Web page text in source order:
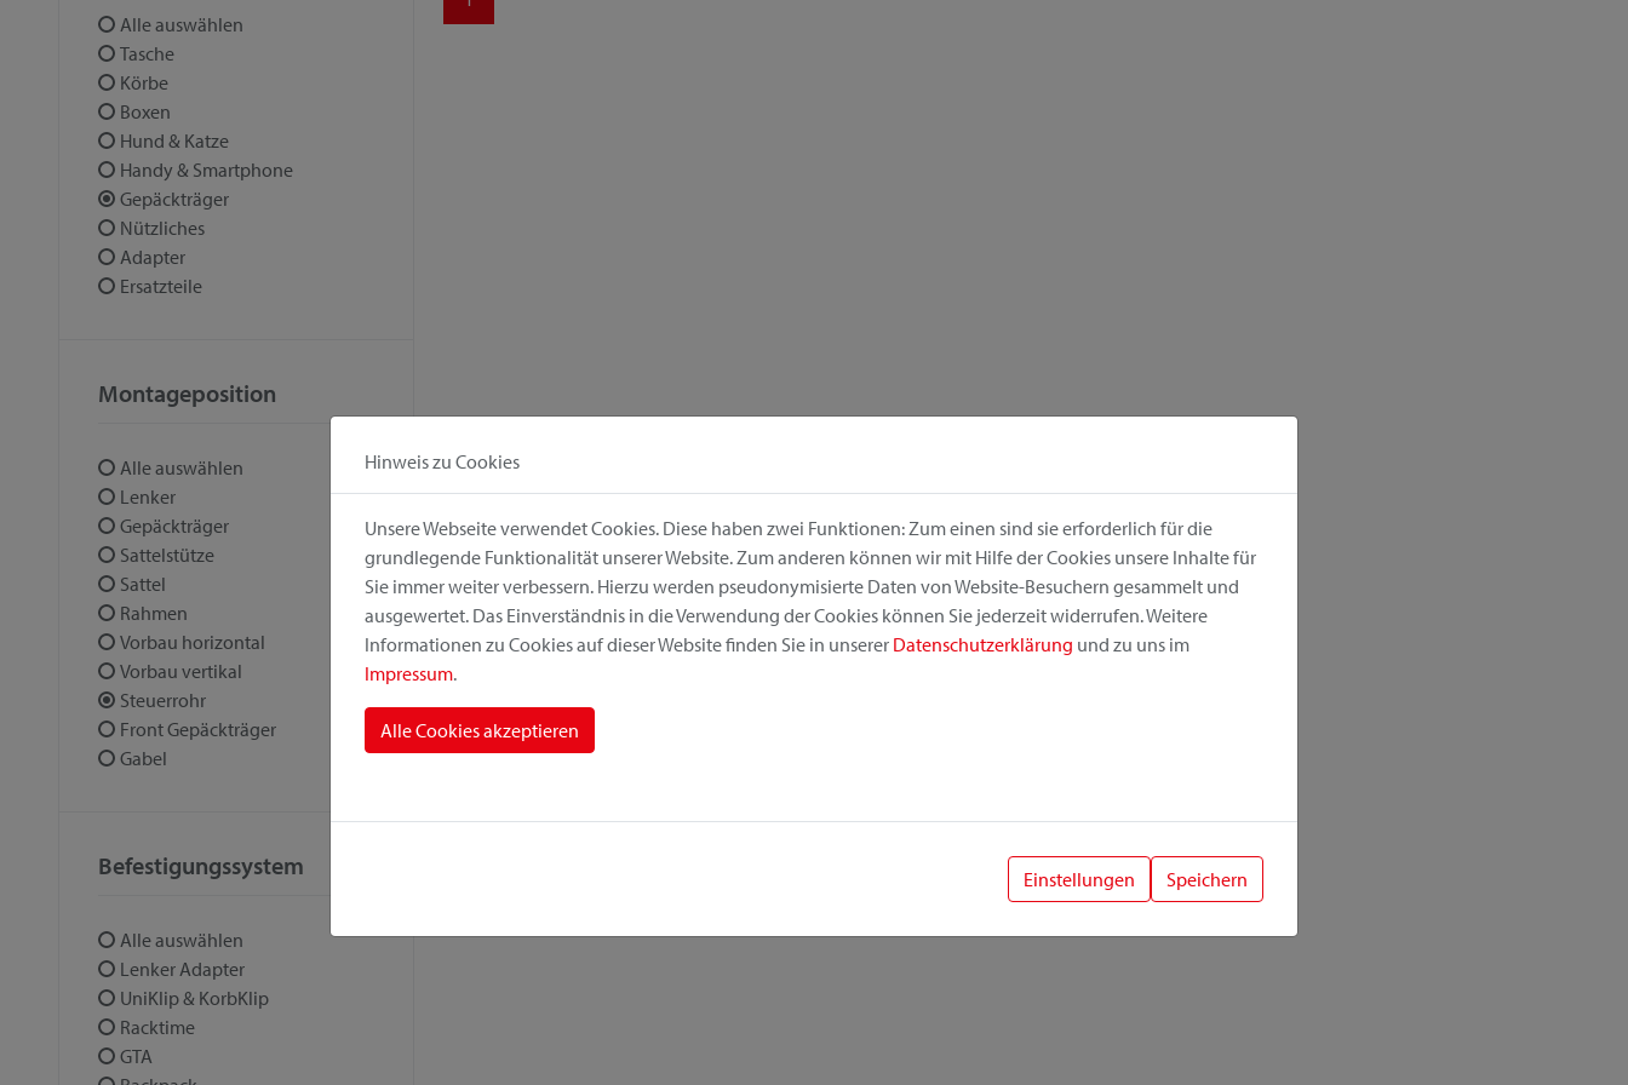
Alle auswählen
Tasche
Körbe
Boxen
Hund & Katze
Handy & Smartphone
Gepäckträger
Nützliches
Adapter
Ersatzteile
Montageposition
Alle auswählen
Lenker
Gepäckträger
Sattelstütze
Sattel
Rahmen
Vorbau horizontal
Vorbau vertikal
Steuerrohr
Front Gepäckträger
Gabel
Befestigungssystem
Alle auswählen
Lenker Adapter
UniKlip & KorbKlip
Racktime
GTA
Hinweis zu Cookies
Unsere Webseite verwendet Cookies. Diese haben zwei Funktionen: Zum einen sind sie erforderlich für die
grundlegende Funktionalität unserer Website. Zum anderen können wir mit Hilfe der Cookies unsere Inhalte für
Sie immer weiter verbessern. Hierzu werden pseudonymisierte Daten von Website-Besuchern gesammelt und
ausgewertet. Das Einverständnis in die Verwendung der Cookies können Sie jederzeit widerrufen. Weitere
Informationen zu Cookies auf dieser Website finden Sie in unserer Datenschutzerklärung und zu uns im
Impressum.
Alle Cookies akzeptieren
Einstellungen Speichern